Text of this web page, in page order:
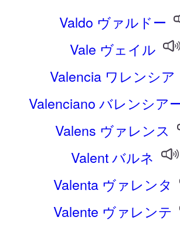
Valdo ヴァルドー
Vale ヴェイル
Valencia ワレンシア
Valenciano バレンシア
Valens ヴァレンス
Valent バルネ
Valenta ヴァレンタ
Valente ヴァレンテ